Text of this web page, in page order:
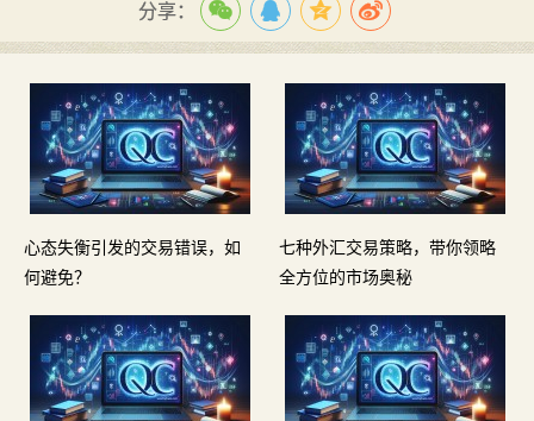
分享：
心态失衡引发的交易错误，如
何避免？
七种外汇交易策略，带你领略
全方位的市场奥秘